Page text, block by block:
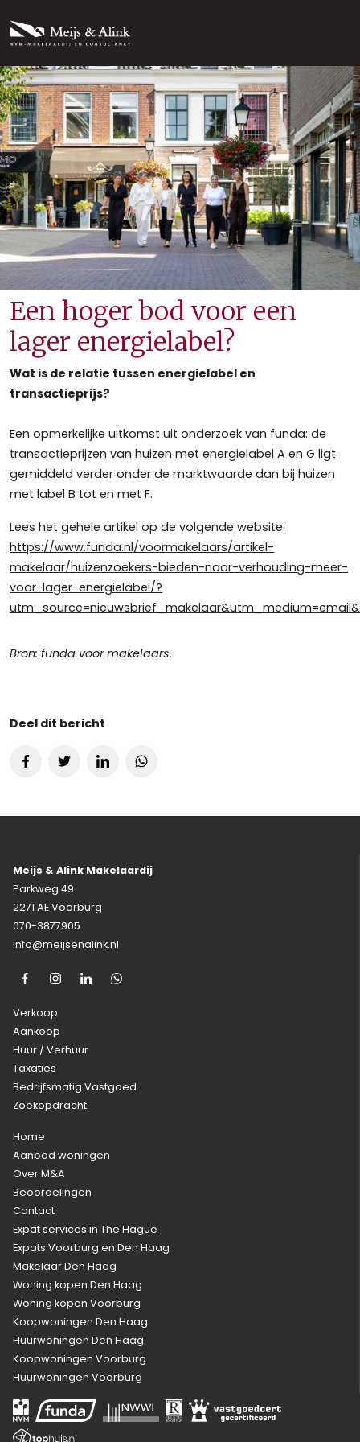
Een hoger bod voor een
lager energielabel?
Wat is de relatie tussen energielabel en
transactieprijs?
Een opmerkelijke uitkomst uit onderzoek van funda: de
transactieprijzen van huizen met energielabel A en G ligt
gemiddeld verder onder de marktwaarde dan bij huizen
met label B tot en met F.
Lees het gehele artikel op de volgende website:
https://www.funda.nl/voormakelaars/artikel-
makelaar/huizenzoekers-bieden-naar-verhouding-meer-
voor-lager-energielabel/?
Bron: funda voor makelaars.
Deel dit bericht
Meijs & Alink Makelaardij
Parkweg 49
2271 AE Voorburg
070-3877905
info@meijsenalink.nl
Verkoop
Aankoop
Huur / Verhuur
Taxaties
Bedrijfsmatig Vastgoed
Zoekopdracht
Home
Aanbod woningen
Over M&A
Beoordelingen
Contact
Expat services in The Hague
Expats Voorburg en Den Haag
Makelaar Den Haag
Woning kopen Den Haag
Woning kopen Voorburg
Koopwoningen Den Haag
Huurwoningen Den Haag
Koopwoningen Voorburg
Huurwoningen Voorburg